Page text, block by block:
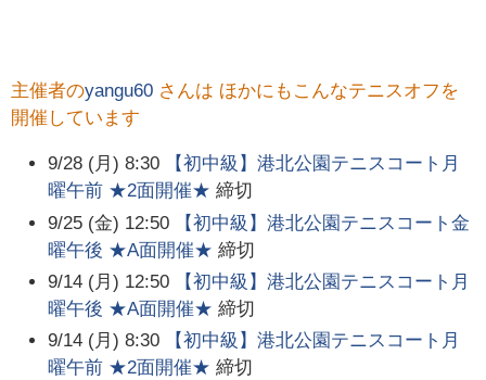
主催者のyangu60 さんは ほかにもこんなテニスオフを
開催しています
9/28 (月) 8:30
【初中級】港北公園テニスコート月
曜午前 ★2面開催★ 締切
9/25 (金) 12:50
【初中級】港北公園テニスコート金
曜午後 ★A面開催★ 締切
9/14 (月) 12:50
【初中級】港北公園テニスコート月
曜午後 ★A面開催★ 締切
9/14 (月) 8:30
【初中級】港北公園テニスコート月
曜午前 ★2面開催★ 締切